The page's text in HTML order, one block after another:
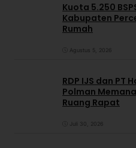
Kuota 5.250
Kabupaten
Rumah
Agustus 5, 2026
RDP IJS dan PT
Polman
Ruang Rapat
Juli 30, 2026